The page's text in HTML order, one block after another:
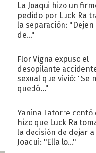
La Joaqui hizo un
pedido por Luck Ra
la separación: "Dejen
de..."
Flor Vigna expuso el
desopilante
sexual que vivió: "Se
quedó..."
Yanina Latorre contó
hizo que Luck Ra
la decisión de dejar a
Joaqui: "Ella lo..."